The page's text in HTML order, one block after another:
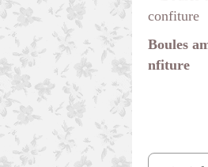
Boules
nfiture